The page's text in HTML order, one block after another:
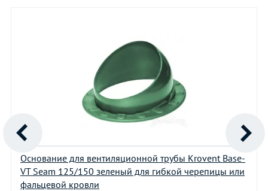
Основание для вентиляционной трубы Krovent Base-
VT Seam 125/150 зеленый для гибкой черепицы или
фальцевой кровли